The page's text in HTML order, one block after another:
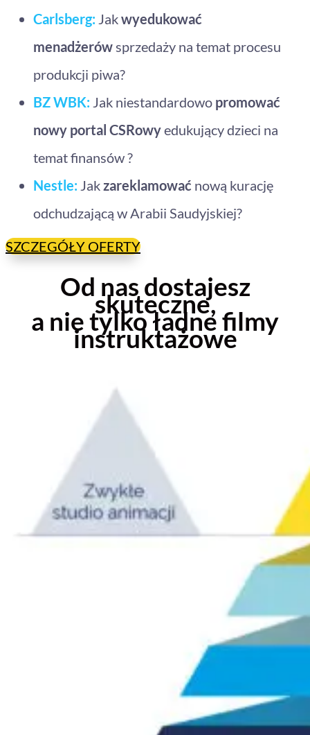
Carlsberg: Jakwyedukować
menadżerówsprzedaży na temat procesu
produkcji piwa?
BZ WBK: Jak niestandardowo promować
nowy portal CSRowyedukujący dzieci na
temat finansów ?
Nestle: Jakzareklamować nową kurację
odchudzającą w Arabii Saudyjskiej?
SZCZEGÓŁY OFERTY
Od nas dostajesz
skuteczne,
a nie tylko ładne filmy
instruktażowe